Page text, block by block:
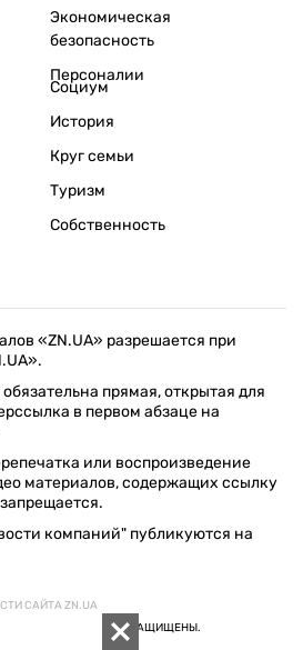
Экономическая
безопасность
Персоналии
Социум
История
Круг семьи
Туризм
Собственность
«ZN.UA» разрешается при
прямая, открытая для
в первом абзаце на
или воспроизведение
материалов, содержащих ссылку
компаний" публикуются на
САЙТА ZN.UA
УКРАИНА». ВСЕ ПРАВА ЗАЩИЩЕНЫ.